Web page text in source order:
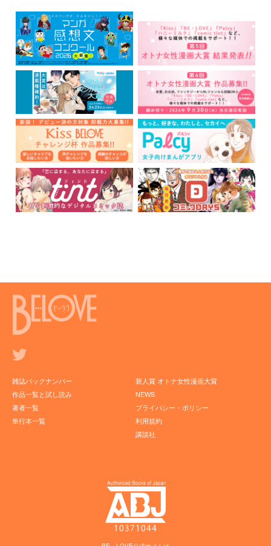
雑誌バックナンバー
作品一覧と試し読み
著者一覧
単行本一覧
新人賞 オトナ女性漫画大賞
NEWS
プライバシー・ポリシー
利用規約
講談社